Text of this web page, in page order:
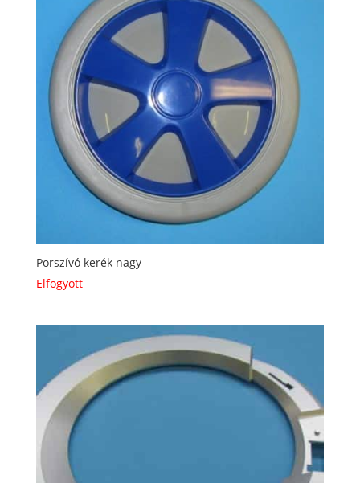
Porszívó kerék nagy
Elfogyott